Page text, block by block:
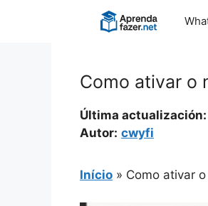
Como ativar o
Última actualización:
Autor: cwyfi
Início » Como ativar